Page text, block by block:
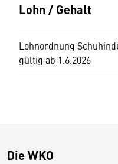
Lohn / Gehalt
Lohnordnung
gültig ab 1.6.2026
Die WKO